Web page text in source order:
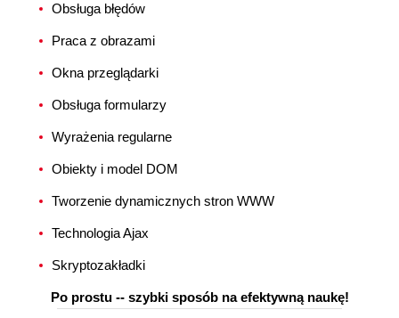
Obsługa błędów
Praca z obrazami
Okna przeglądarki
Obsługa formularzy
Wyrażenia regularne
Obiekty i model DOM
Tworzenie dynamicznych stron WWW
Technologia Ajax
Skryptozakładki
Po prostu -- szybki sposób na efektywną naukę!